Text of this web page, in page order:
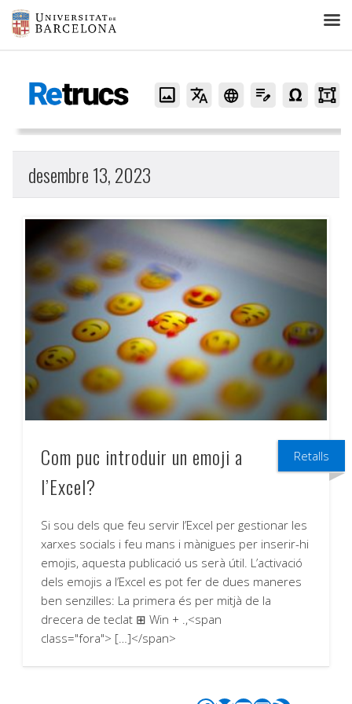
Retrucs
desembre 13, 2023
Retalls
Com puc introduir un emoji a
l’Excel?
Si sou dels que feu servir l’Excel per gestionar les
xarxes socials i feu mans i mànigues per inserir-hi
emojis, aquesta publicació us serà útil. L’activació
dels emojis a l’Excel es pot fer de dues maneres
ben senzilles: La primera és per mitjà de la
drecera de teclat ⊞ Win + .,<span
class="fora"> […]</span>